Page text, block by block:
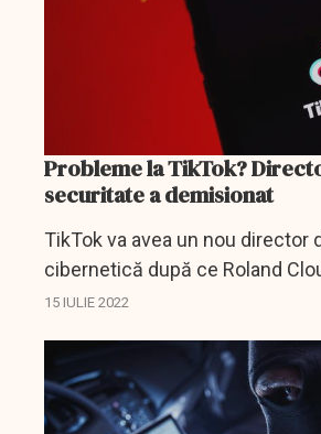
Probleme la TikTok?
securitate a demisionat
TikTok va avea un nou director
cibernetică după ce Roland
demisia.
15 IULIE 2022